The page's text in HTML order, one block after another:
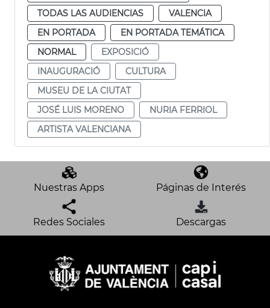
TODAS LAS AUDIENCIAS
VALENCIA
EN PORTADA
EN PORTADA TEMÁTICA
NORMAL
EXPOSICIÓ
INAUGURACIÓ
CULTURA
MUSEU DE LA CIUTAT
JOSÉ LUIS MORENO
NURIA FERRIOL
ARTISTA VALENCIANA
Nuestras Apps Páginas de Interés
Redes Sociales Descargas